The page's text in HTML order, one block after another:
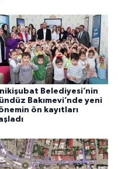
Belediyesi’nin
Bakımevi’nde yeni
ön kayıtları